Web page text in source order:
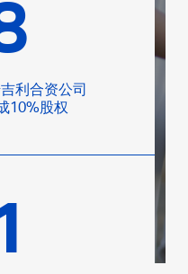
利合资公司
10%股权